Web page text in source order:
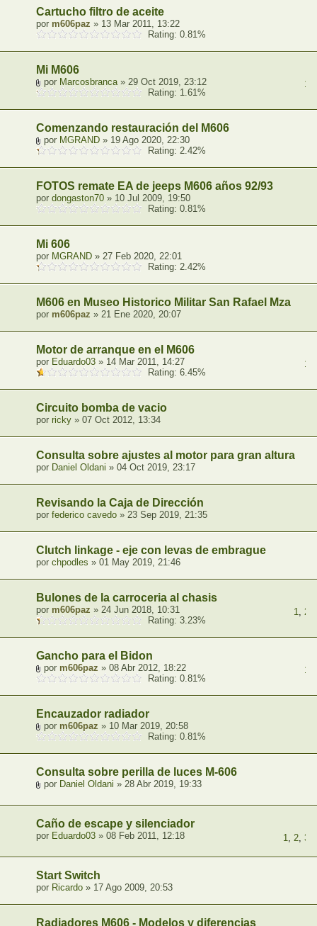
Cartucho filtro de aceite
por m606paz » 13 Mar 2011, 13:22
Rating: 0.81%
Mi M606
1
por Marcosbranca» 29 Oct 2019, 23:12
Rating: 1.61%
Comenzando restauración del M606
por MGRAND » 19 Ago 2020, 22:30
Rating: 2.42%
FOTOS remate EA de jeeps M606 años 92/93
por dongaston70 » 10 Jul 2009, 19:50
Rating: 0.81%
Mi 606
por MGRAND » 27 Feb 2020, 22:01
Rating: 2.42%
M606 en Museo Historico Militar San Rafael Mza
por m606paz » 21 Ene 2020, 20:07
Motor de arranque en el M606
1
por Eduardo03 » 14 Mar 2011, 14:27
Rating: 6.45%
Circuito bomba de vacio
por ricky » 07 Oct 2012, 13:34
Consulta sobre ajustes al motor para gran altura
por Daniel Oldani » 04 Oct 2019, 23:17
Revisando la Caja de Dirección
por federico cavedo » 23 Sep 2019, 21:35
Clutch linkage - eje con levas de embrague
por chpodles » 01 May 2019, 21:46
Bulones de la carroceria al chasis
1, 2
por m606paz » 24 Jun 2018, 10:31
Rating: 3.23%
Gancho para el Bidon
1
por m606paz » 08 Abr 2012, 18:22
Rating: 0.81%
Encauzador radiador
por m606paz » 10 Mar 2019, 20:58
Rating: 0.81%
Consulta sobre perilla de luces M-606
por Daniel Oldani » 28 Abr 2019, 19:33
Caño de escape y silenciador
1, 2, 3
por Eduardo03 » 08 Feb 2011, 12:18
Start Switch
por Ricardo » 17 Ago 2009, 20:53
Radiadores M606 - Modelos y diferencias